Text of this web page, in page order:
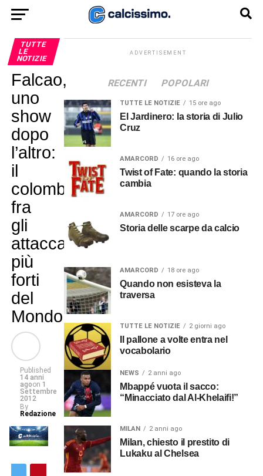
TUTTE
LE
NOTIZIE
Falcao,
uno
show
dopo
l’altro:
il
colombiano
fra
gli
attaccanti
più
forti
del
Mondo
Published
14 anni
agoon 1
Settembre
2012
By
Redazione
ADVERTISEMENT
RECENTI POPOLARI
TUTTE LE NOTIZIE 15 ore ago
El Jardinero: la storia di Julio
Cruz
AMARCORD 16 ore ago
Twist of Fate: quando la storia
cambia
AMARCORD 17 ore ago
Storia delle scarpe da calcio
AMARCORD 18 ore ago
Quando non esisteva la
traversa
TUTTE LE NOTIZIE 2 giorni ago
Il pallone a volte entra nel
vocabolario
NEWS 2 anni ago
Mbappé vuota il sacco:
“Minacciato dal Al-Khelaifi!”
MILAN 2 anni ago
Milan, chiesto il prestito di
Lukaku al Chelsea